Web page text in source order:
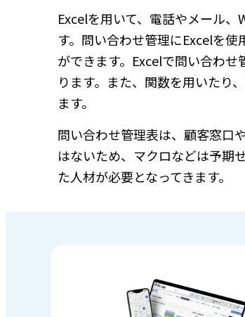
Excelを用いて、電話やメール
す。問い合わせ管理にExcelを
ができます。Excelで問い合わ
ります。また、関数を用いたり
ます。
問い合わせ管理表は、顧客窓口
はないため、マクロなどは予期
た人材が必要となってきます。